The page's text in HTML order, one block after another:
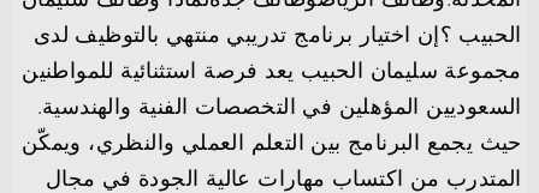
الحبيب ؟إن اختيار برنامج تدريبي منتهي بالتوظيف لدى
مجموعة سليمان الحبيب يعد فرصة استثنائية للمواطنين
السعوديين المؤهلين في التخصصات الفنية والهندسية.
حيث يجمع البرنامج بين التعلم العملي والنظري، ويمكّن
المتدرب من اكتساب مهارات عالية الجودة في مجال